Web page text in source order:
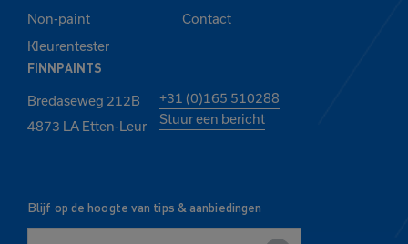
Non-paint
Kleurentester
Contact
FINNPAINTS
Bredaseweg 212B
4873 LA Etten-Leur
+31 (0)165 510288
Stuur een bericht
Blijf op de hoogte van tips & aanbiedingen